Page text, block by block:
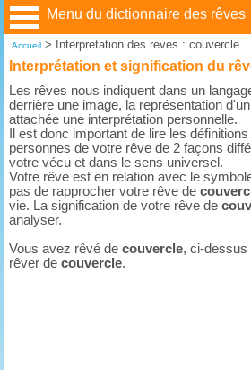
Menu du dictionnaire des rêves
Accueil> Interpretation des reves : couvercle
Interprétation et signification du
Les rêves nous indiquent dans un
derrière une image, la représentation
attachée une interprétation personnelle.
Il est donc important de lire les
personnes de votre rêve de 2 façons
votre vécu et dans le sens universel.
Votre rêve est en relation avec le
pas de rapprocher votre rêve de
vie. La signification de votre rêve de
analyser.
Vous avez rêvé decouvercle, ci-dessus
rêver decouvercle.